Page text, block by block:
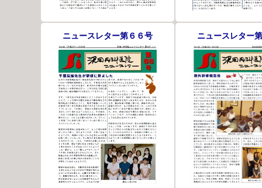
ニュースレター第６６号 ニュースレター